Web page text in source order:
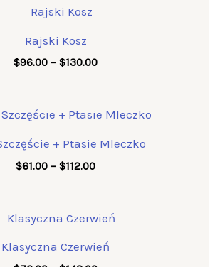
Rajski Kosz
$96.00 – $130.00$130.00
+ Ptasie Mleczko
$61.00 – $112.00
Price
$61.00
through
$112.00
Klasyczna Czerwień
Price
$76.00
through